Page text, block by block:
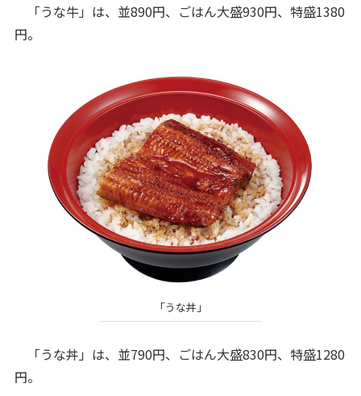
「うな牛」は、並890円、ごはん大盛930円、特盛1380
円。
「うな丼」
「うな丼」は、並790円、ごはん大盛830円、特盛1280
円。